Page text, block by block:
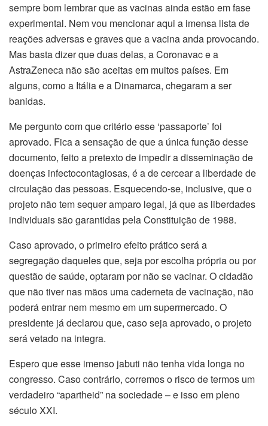
sempre bom lembrar que as vacinas ainda estão em fase
experimental. Nem vou mencionar aqui a imensa lista de
reações adversas e graves que a vacina anda provocando.
Mas basta dizer que duas delas, a Coronavac e a
AstraZeneca não são aceitas em muitos países. Em
alguns, como a Itália e a Dinamarca, chegaram a ser
banidas.
Me pergunto com que critério esse ‘passaporte’ foi
aprovado. Fica a sensação de que a única função desse
documento, feito a pretexto de impedir a disseminação de
doenças infectocontagiosas, é a de cercear a liberdade de
circulação das pessoas. Esquecendo-se, inclusive, que o
projeto não tem sequer amparo legal, já que as liberdades
individuais são garantidas pela Constituição de 1988.
Caso aprovado, o primeiro efeito prático será a
segregação daqueles que, seja por escolha própria ou por
questão de saúde, optaram por não se vacinar. O cidadão
que não tiver nas mãos uma caderneta de vacinação, não
poderá entrar nem mesmo em um supermercado. O
presidente já declarou que, caso seja aprovado, o projeto
será vetado na integra.
Espero que esse imenso jabuti não tenha vida longa no
congresso. Caso contrário, corremos o risco de termos um
verdadeiro “apartheid” na sociedade – e isso em pleno
século XXI.